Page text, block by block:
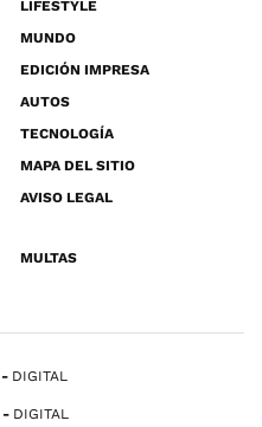
LIFESTYLE
MUNDO
EDICIÓN IMPRESA
AUTOS
TECNOLOGÍA
MAPA DEL SITIO
AVISO LEGAL
MULTAS
DIGITAL
DIGITAL